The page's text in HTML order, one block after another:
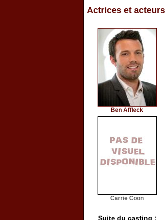
Actrices et acteurs
Ben Affleck
Carrie Coon
Suite du casting :